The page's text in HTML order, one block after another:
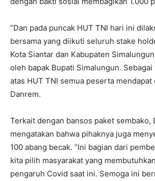
“Dan pada puncak HUT TNI hari ini
bersama yang diikuti seluruh stake
Kota Siantar dan Kabupaten
oleh bapak Bupati Simalungun.
atas HUT TNI semua peserta mendapat
Danrem.
Terkait dengan bansos paket sembako,
mengatakan bahwa pihaknya juga
100 abang becak. “Ini bagian dari
kita pilih masyarakat yang
pengaruh Covid saat ini. Semoga ini